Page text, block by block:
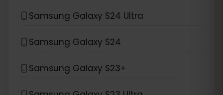
Samsung Galaxy S24 Ultra
Samsung Galaxy S24
Samsung Galaxy S23+